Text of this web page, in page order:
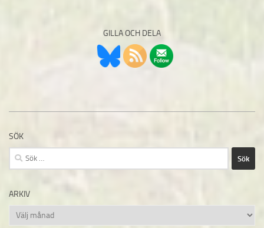
GILLA OCH DELA
SÖK
Sök
efter:
ARKIV
Arkiv